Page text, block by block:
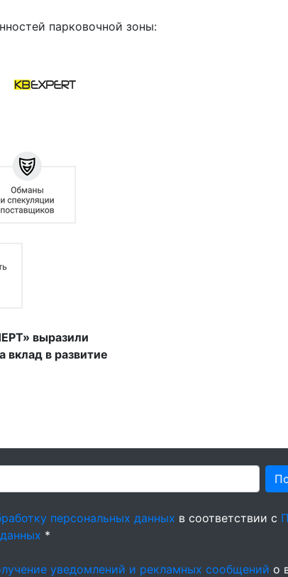
парковочной зоны:
выразили
вклад в развитие
персональных данных в соответствии с
*
уведомлений и рекламных сообщений о